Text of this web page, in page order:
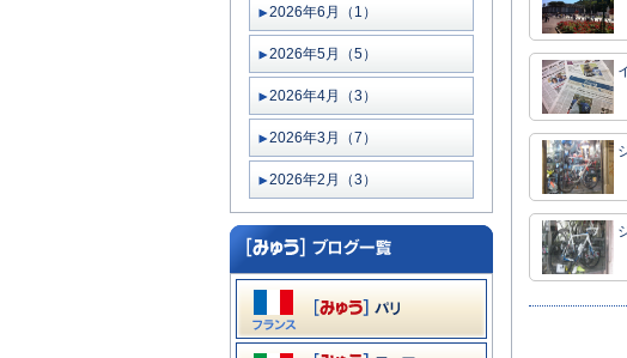
2026年6月（1）
2026年5月（5）
2026年4月（3）
2026年3月（7）
2026年2月（3）